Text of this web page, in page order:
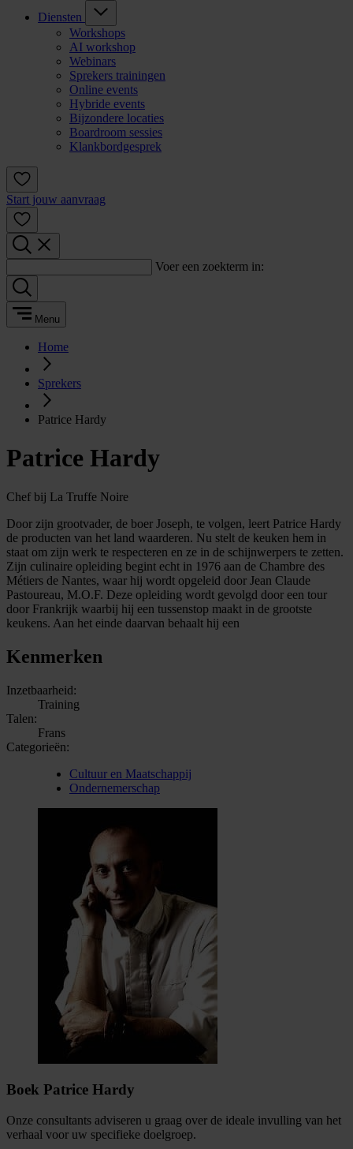
Diensten
Workshops
AI workshop
Webinars
Sprekers trainingen
Online events
Hybride events
Bijzondere locaties
Boardroom sessies
Klankbordgesprek
Start jouw aanvraag
Voer een zoekterm in:
Menu
Home
Sprekers
Patrice Hardy
Patrice Hardy
Chef bij La Truffe Noire
Door zijn grootvader, de boer Joseph, te volgen, leert Patrice Hardy
de producten van het land waarderen. Nu stelt de keuken hem in
staat om zijn werk te respecteren en ze in de schijnwerpers te zetten.
Zijn culinaire opleiding begint echt in 1976 aan de Chambre des
Métiers de Nantes, waar hij wordt opgeleid door Jean Claude
Pastoureau, M.O.F. Deze opleiding wordt gevolgd door een tour
door Frankrijk waarbij hij een tussenstop maakt in de grootste
keukens. Aan het einde daarvan behaalt hij een
Kenmerken
Inzetbaarheid:
Training
Talen:
Frans
Categorieën:
Cultuur en Maatschappij
Ondernemerschap
Boek Patrice Hardy
Onze consultants adviseren u graag over de ideale invulling van het
verhaal voor uw specifieke doelgroep.